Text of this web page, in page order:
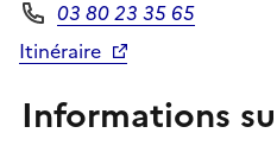
Téléphone
03 80 23 35 65
Itinéraire
Informations